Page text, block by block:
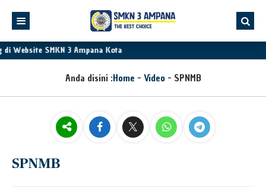
Website SMKN 3 Ampana Kota
Anda disini :Home - Video- SPNMB
SPNMB